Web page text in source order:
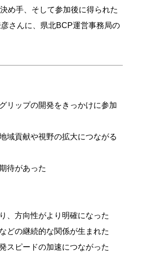
め手、そして参加後に得られた
さんに、県北BCP運営事務局の
リップの開発をきっかけに参加
域貢献や視野の拡大につながる
待があった
、方向性がより明確になった
どの継続的な関係が生まれた
スピードの加速につながった